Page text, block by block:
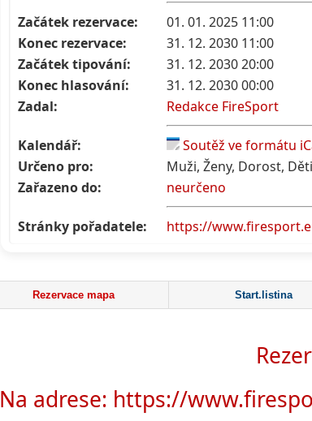
Začátek rezervace:
01. 01. 2025 11:00
Konec rezervace:
31. 12. 2030 11:00
Začátek tipování:
31. 12. 2030 20:00
Konec hlasování:
31. 12. 2030 00:00
Zadal:
Redakce FireSport
Kalendář:
Soutěž ve formátu
Určeno pro:
Muži, Ženy, Dorost, Děti
Zařazeno do:
neurčeno
Stránky pořadatele: https://
Rezervace mapa Start.listina
Na adrese: https://